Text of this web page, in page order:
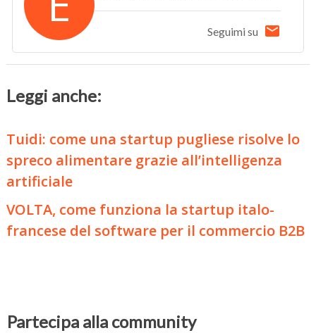
Seguimi su
Leggi anche:
Tuidi: come una startup pugliese risolve lo
spreco alimentare grazie all’intelligenza
artificiale
VOLTA, come funziona la startup italo-
francese del software per il commercio B2B
Partecipa alla community